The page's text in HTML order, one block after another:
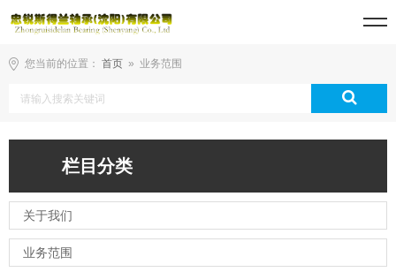
您当前的位置： 首页 » 业务范围
栏目分类
关于我们
业务范围